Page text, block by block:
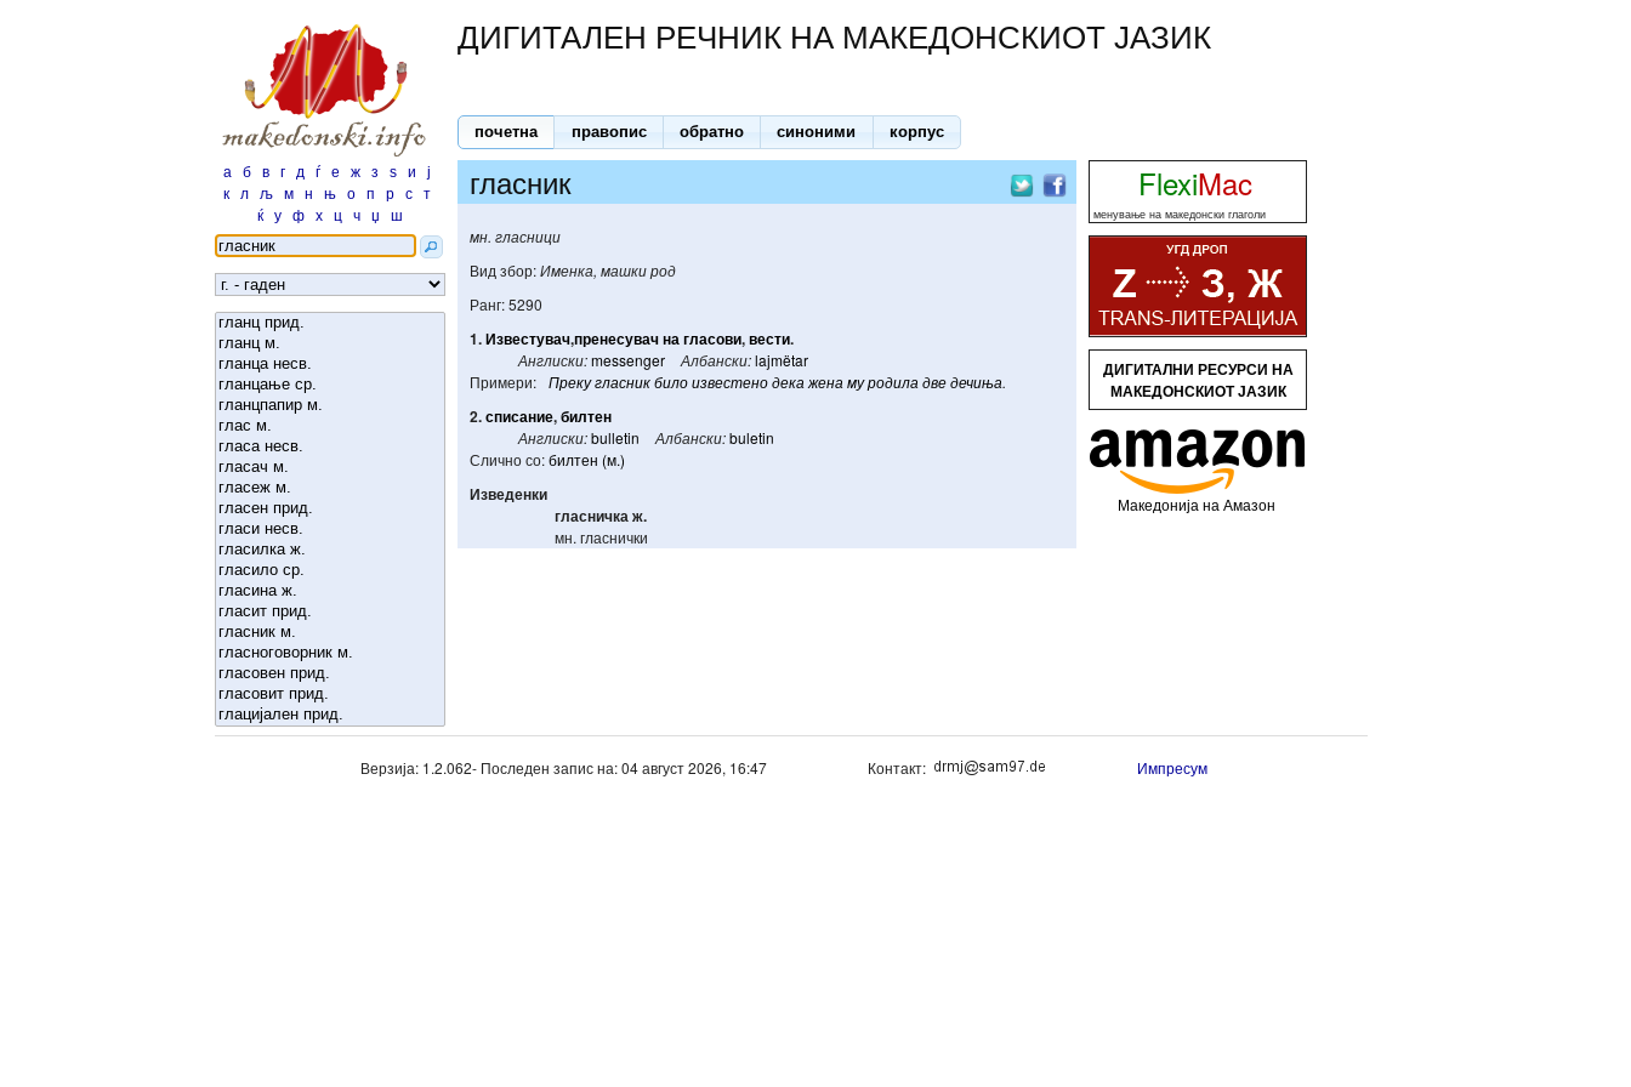
ДИГИТАЛЕН РЕЧНИК НА МАКЕДОНСКИОТ ЈАЗИК
почетна правопис обратно синоними корпус
а б в г д ѓ е ж з ѕ и ј
к
л љ м н њ о п р с т
ќ у ф х ц ч џ ш
гласник
мн. гласници
Вид збор:Именка, машки род
Ранг: 5290
1.Известувач,пренесувачнагласови,вести.
Англиски:messenger Албански:lajmëtar
Примери: Прекугласникбилоизвестенодека жена муродила дведечиња.
2.списание,билтен
Англиски:bulletin Албански:buletin
Слично со:билтен (м.)
Изведенки
гласничкаж.
мн. гласнички
FlexiMac
менување на македонски глаголи
ДИГИТАЛНИ РЕСУРСИ НА
МАКЕДОНСКИОТ ЈАЗИК
Македонија на Амазон
Верзија: 1.2.062- Последен запис на: 04 август 2026, 16:47 Контакт: Импресум